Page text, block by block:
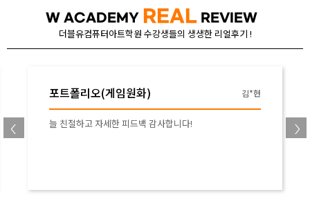
W ACADEMY REAL REVIEW
더블유컴퓨터아트학원 수강생들의 생생한 리얼후기 !
포트폴리오(게임원화)
친절히 설명해주시고 표현 방법이나 기초적인 디지털